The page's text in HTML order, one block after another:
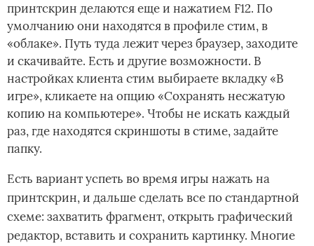
принтскрин делаются еще и нажатием F12. По
умолчанию они находятся в профиле стим, в
«облаке». Путь туда лежит через браузер, заходите
и скачивайте. Есть и другие возможности. В
настройках клиента стим выбираете вкладку «В
игре», кликаете на опцию «Сохранять несжатую
копию на компьютере». Чтобы не искать каждый
раз, где находятся скриншоты в стиме, задайте
папку.
Есть вариант успеть во время игры нажать на
принтскрин, и дальше сделать все по стандартной
схеме: захватить фрагмент, открыть графический
редактор, вставить и сохранить картинку. Многие